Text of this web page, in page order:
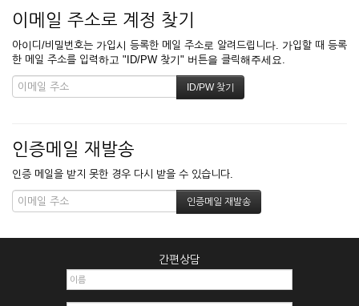
이메일 주소로 계정 찾기
아이디/비밀번호는 가입시 등록한 메일 주소로 알려드립니다. 가입할 때 등록
한 메일 주소를 입력하고 "ID/PW 찾기" 버튼을 클릭해주세요.
인증메일 재발송
인증 메일을 받지 못한 경우 다시 받을 수 있습니다.
간편상담